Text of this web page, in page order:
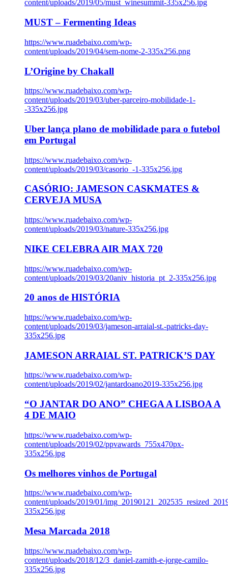
content/uploads/2019/05/must_winesummit-335x256.jpg
MUST – Fermenting Ideas
https://www.ruadebaixo.com/wp-
content/uploads/2019/04/sem-nome-2-335x256.png
L’Origine by Chakall
https://www.ruadebaixo.com/wp-
content/uploads/2019/03/uber-parceiro-mobilidade-1-
-335x256.jpg
Uber lança plano de mobilidade para o futebol
em Portugal
https://www.ruadebaixo.com/wp-
content/uploads/2019/03/casorio_-1-335x256.jpg
CASÓRIO: JAMESON CASKMATES &
CERVEJA MUSA
https://www.ruadebaixo.com/wp-
content/uploads/2019/03/nature-335x256.jpg
NIKE CELEBRA AIR MAX 720
https://www.ruadebaixo.com/wp-
content/uploads/2019/03/20aniv_historia_pt_2-335x256.jpg
20 anos de HISTÓRIA
https://www.ruadebaixo.com/wp-
content/uploads/2019/03/jameson-arraial-st.-patricks-day-
335x256.jpg
JAMESON ARRAIAL ST. PATRICK’S DAY
https://www.ruadebaixo.com/wp-
content/uploads/2019/02/jantardoano2019-335x256.jpg
“O JANTAR DO ANO” CHEGA A LISBOA A
4 DE MAIO
https://www.ruadebaixo.com/wp-
content/uploads/2019/02/ppvawards_755x470px-
335x256.jpg
Os melhores vinhos de Portugal
https://www.ruadebaixo.com/wp-
content/uploads/2019/01/
335x256.jpg
Mesa Marcada 2018
https://www.ruadebaixo.com/wp-
content/uploads/2018/12/3_daniel-zamith-e-jorge-camilo-
335x256.jpg